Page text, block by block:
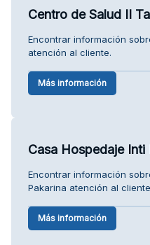
Centro de Salud II
Encontrar información
atención al cliente.
Más información
Casa Hospedaje Inti
Encontrar información
Pakarina atención al
Más información